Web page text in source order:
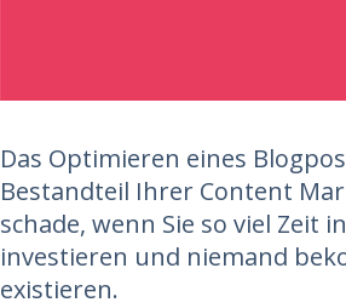
Das Optimieren eines
Bestandteil Ihrer Content
schade, wenn Sie so viel
investieren und niemand
existieren.